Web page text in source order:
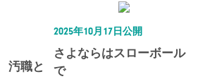
汚職と
2025年10月17日公開
さよならはスローボール
で